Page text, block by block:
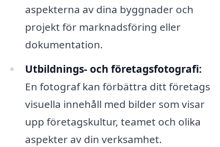
aspekterna av dina byggnader och
projekt för marknadsföring eller
dokumentation.
Utbildnings- och företagsfotografi:
En fotograf kan förbättra ditt företags
visuella innehåll med bilder som visar
upp företagskultur, teamet och olika
aspekter av din verksamhet.